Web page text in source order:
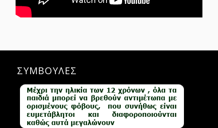
ΣΥΜΒΟΥΛΕΣ